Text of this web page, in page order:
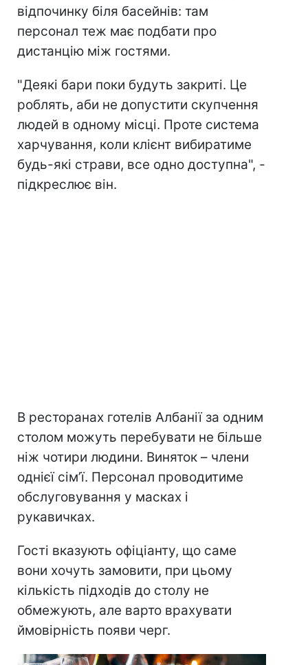
відпочинку біля басейнів: там
персонал теж має подбати про
дистанцію між гостями.
"Деякі бари поки будуть закриті. Це
роблять, аби не допустити скупчення
людей в одному місці. Проте система
харчування, коли клієнт вибиратиме
будь-які страви, все одно доступна", -
підкреслює він.
В ресторанах готелів Албанії за одним
столом можуть перебувати не більше
ніж чотири людини. Виняток – члени
однієї сім’ї. Персонал проводитиме
обслуговування у масках і
рукавичках.
Гості вказують офіціанту, що саме
вони хочуть замовити, при цьому
кількість підходів до столу не
обмежують, але варто врахувати
ймовірність появи черг.